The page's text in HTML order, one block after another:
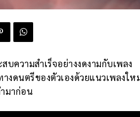
บความสำเร็จอย่างงดงามกับเพลง
งดนตรีของตัวเองด้วยแนวเพลงให
มาก่อน